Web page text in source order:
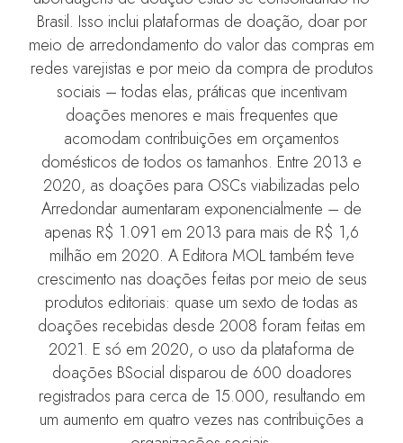
Brasil. Isso inclui plataformas de doação, doar por
meio de arredondamento do valor das compras em
redes varejistas e por meio da compra de produtos
sociais – todas elas, práticas que incentivam
doações menores e mais frequentes que
acomodam contribuições em orçamentos
domésticos de todos os tamanhos. Entre 2013 e
2020, as doações para OSCs viabilizadas pelo
Arredondar aumentaram exponencialmente – de
apenas R$ 1.091 em 2013 para mais de R$ 1,6
milhão em 2020. A Editora MOL também teve
crescimento nas doações feitas por meio de seus
produtos editoriais: quase um sexto de todas as
doações recebidas desde 2008 foram feitas em
2021. E só em 2020, o uso da plataforma de
doações BSocial disparou de 600 doadores
registrados para cerca de 15.000, resultando em
um aumento em quatro vezes nas contribuições a